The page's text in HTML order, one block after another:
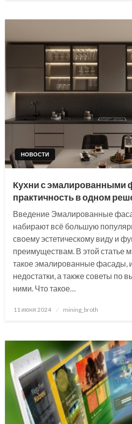
НОВОСТИ
Кухни с эмалированными
практичность в одном
Введение Эмалированные
набирают всё большую
своему эстетическому виду и
преимуществам. В этой статье
такое эмалированные фасады,
недостатки, а также советы по
ними. Что такое…
Posted
11 июня 2024 mining_broth